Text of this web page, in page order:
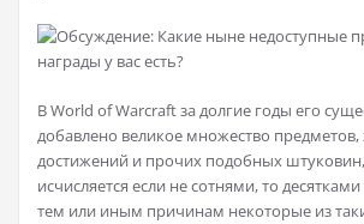
В World of Warcraft за долгие годы его
добавлено великое множество предметов,
достижений и прочих подобных
исчисляется если не сотнями, то
тем или иным причинам некоторые из